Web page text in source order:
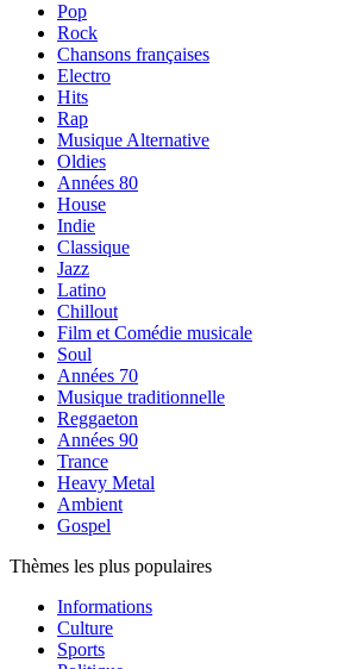
Pop
Rock
Chansons françaises
Electro
Hits
Rap
Musique Alternative
Oldies
Années 80
House
Indie
Classique
Jazz
Latino
Chillout
Film et Comédie musicale
Soul
Années 70
Musique traditionnelle
Reggaeton
Années 90
Trance
Heavy Metal
Ambient
Gospel
Thèmes les plus populaires
Informations
Culture
Sports